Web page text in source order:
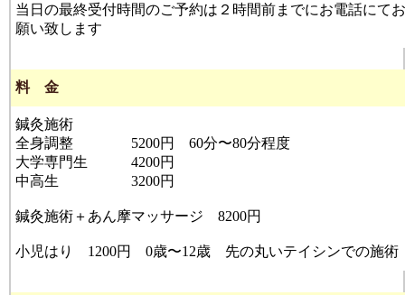
当日の最終受付時間のご予約は２時間前までにお電話にてお
願い致します
料 金
鍼灸施術
全身調整 5200円 60分〜80分程度
大学専門生 4200円
中高生 3200円
鍼灸施術＋あん摩マッサージ 8200円
小児はり 1200円 0歳〜12歳 先の丸いテイシンでの施術